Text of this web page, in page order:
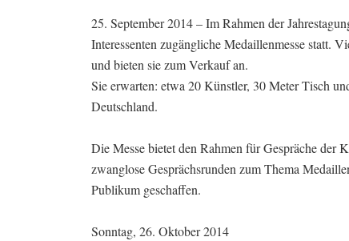
25. September 2014 – Im Rahmen der
Interessenten zugängliche Medaillenmesse statt.
und bieten sie zum Verkauf an.
Sie erwarten: etwa 20 Künstler, 30 Meter Tisch
Deutschland.
Die Messe bietet den Rahmen für Gespräche
zwanglose Gesprächsrunden zum Thema
Publikum geschaffen.
Sonntag, 26. Oktober 2014